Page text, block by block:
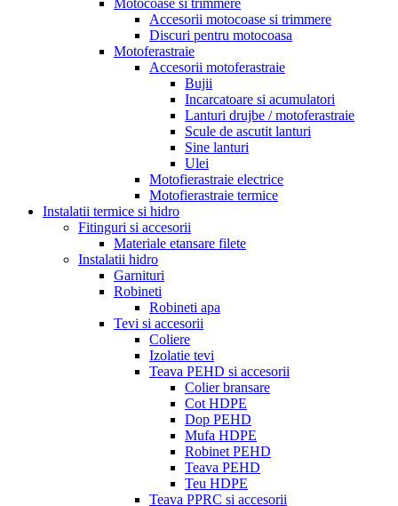
Motocoase si trimmere
Accesorii motocoase si trimmere
Discuri pentru motocoasa
Motoferastraie
Accesorii motoferastraie
Bujii
Incarcatoare si acumulatori
Lanturi drujbe / motoferastraie
Scule de ascutit lanturi
Sine lanturi
Ulei
Motofierastraie electrice
Motofierastraie termice
Instalatii termice si hidro
Fitinguri si accesorii
Materiale etansare filete
Instalatii hidro
Garnituri
Robineti
Robineti apa
Tevi si accesorii
Coliere
Izolatie tevi
Teava PEHD si accesorii
Colier bransare
Cot HDPE
Dop PEHD
Mufa HDPE
Robinet PEHD
Teava PEHD
Teu HDPE
Teava PPRC si accesorii